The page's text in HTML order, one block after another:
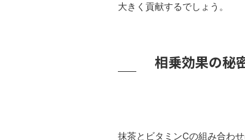
大きく貢献するでしょう。
相乗効果の秘
抹茶とビタミンCの組み合わ